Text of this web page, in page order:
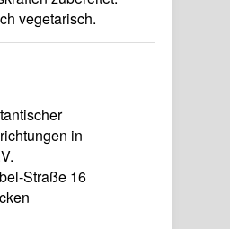
vegetarisch.
in
Straße 16